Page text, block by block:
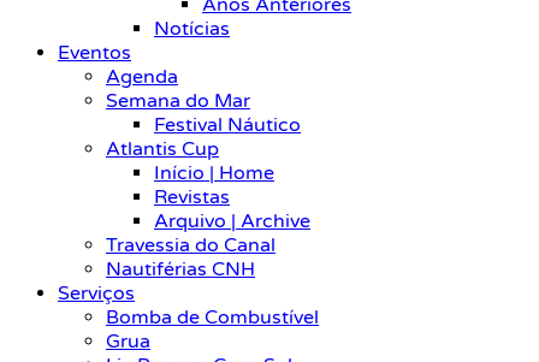
Anos Anteriores
Notícias
Eventos
Agenda
Semana do Mar
Festival Náutico
Atlantis Cup
Início | Home
Revistas
Arquivo | Archive
Travessia do Canal
Nautiférias CNH
Serviços
Bomba de Combustível
Grua